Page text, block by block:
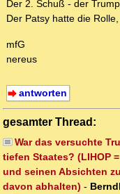
Der 2. Schuß - der
Der Patsy hatte die
mfG
nereus
antworten
gesamter Thread:
War das versuchte
tiefen Staates? (LIHOP
und seinen Absichten
davon abhalten) -